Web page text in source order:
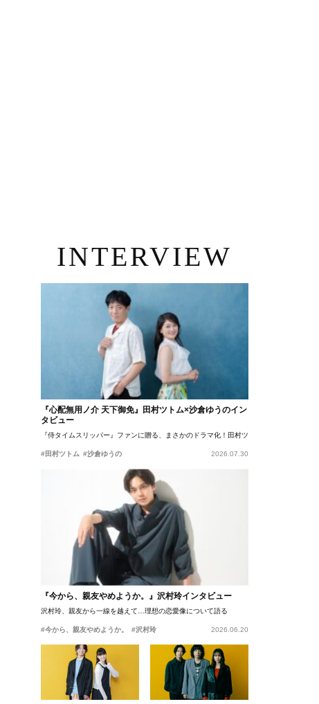
INTERVIEW
『心配無用ノ介 天下御免』田村ツトム×沙倉ゆうのイン
タビュー
『侍タイムスリッパー』ファンに贈る、まさかのドラマ化！田村ツトム×沙倉ゆうのが語
#田村ツトム #沙倉ゆうの 2026.07.30
『今から、親友やめようか。』沢村玲インタビュー
沢村玲、親友から一線を越えて…理想の恋愛像について語る
#今から、親友やめようか。 #沢村玲 2026.06.20